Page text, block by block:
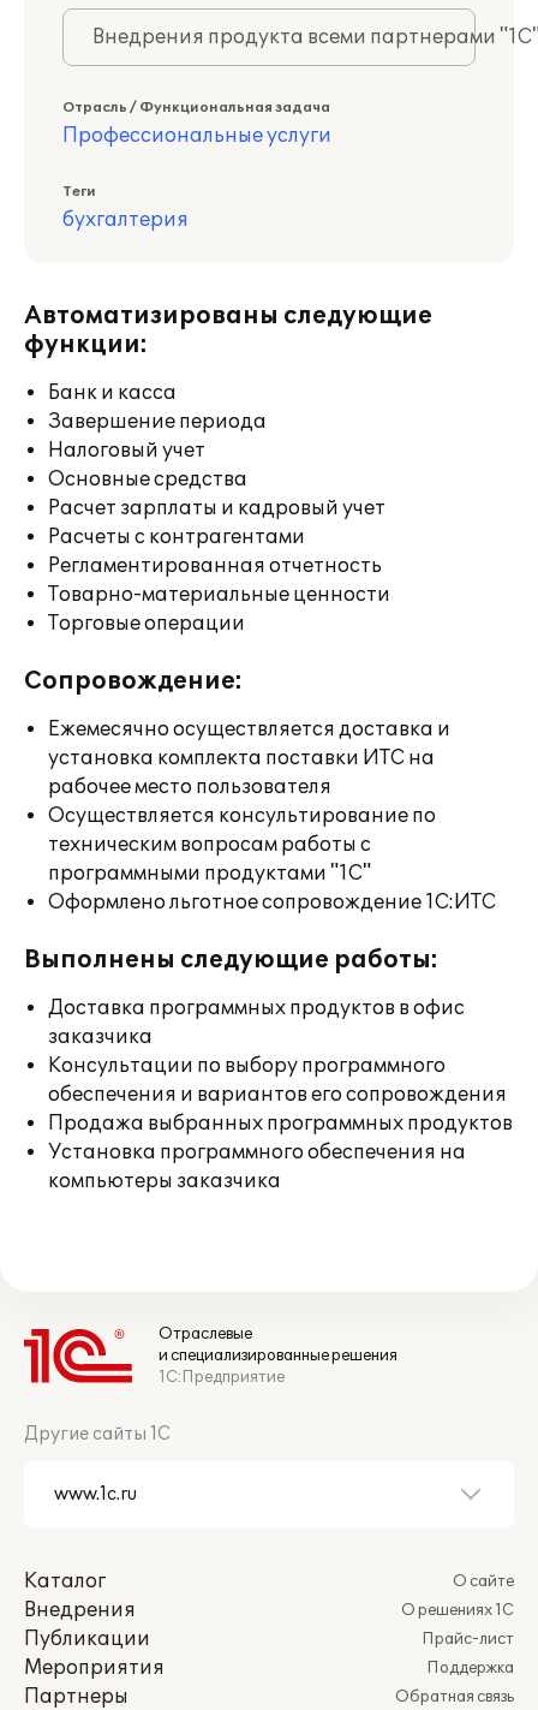
Внедрения продукта всеми партнерами
Отрасль / Функциональная задача
Профессиональные услуги
Теги
бухгалтерия
Автоматизированы следующие
функции:
Банк и касса
Завершение периода
Налоговый учет
Основные средства
Расчет зарплаты и кадровый учет
Расчеты с контрагентами
Регламентированная отчетность
Товарно-материальные ценности
Торговые операции
Сопровождение:
Ежемесячно осуществляется доставка и
установка комплекта поставки ИТС на
рабочее место пользователя
Осуществляется консультирование по
техническим вопросам работы с
программными продуктами "1С"
Оформлено льготное сопровождение 1С:ИТС
Выполнены следующие работы:
Доставка программных продуктов в офис
заказчика
Консультации по выбору программного
обеспечения и вариантов его сопровождения
Продажа выбранных программных продуктов
Установка программного обеспечения на
компьютеры заказчика
Отраслевые
и специализированные решения
1С:Предприятие
Другие сайты 1С
Каталог
Внедрения
Публикации
Мероприятия
Партнеры
О сайте
О решениях 1С
Прайс-лист
Поддержка
Обратная связь